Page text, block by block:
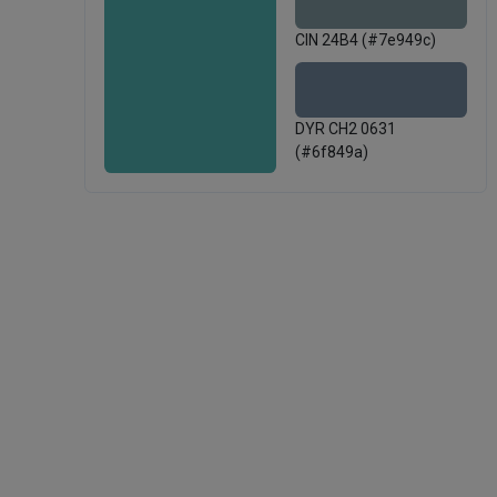
CIN 24B4 (#7e949c)
DYR CH2 0631
(#6f849a)